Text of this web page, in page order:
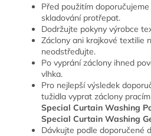
Před použitím
skladování protřepat.
Dodržujte pokyny výrobce
Záclony ani krajkové textilie
neodstřeďujte.
Po vyprání záclony ihned
vlhka.
Pro nejlepší výsledek
tužidla vyprat záclony
Special Curtain Washing
Special Curtain Washing
Dávkujte podle doporučené